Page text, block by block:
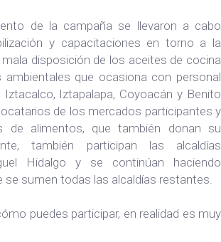
de la campaña se llevaron a cabo
y capacitaciones en torno a la
disposición de los aceites de cocina
que ocasiona con personal
Iztacalco, Iztapalapa, Coyoacán y Benito
de los mercados participantes y
de alimentos, que también donan su
también participan las alcaldías
Hidalgo y se continúan haciendo
se sumen todas las alcaldías restantes.
puedes participar, en realidad es muy